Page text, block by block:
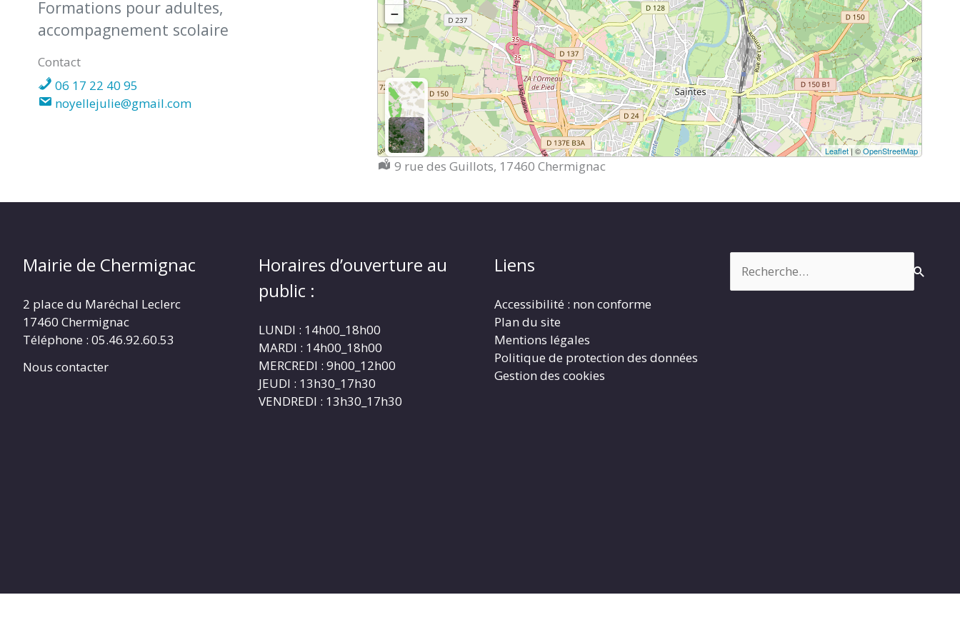
CHERMIGNAC
(17460)
Formations pour adultes,
accompagnement scolaire
Contact
06 17 22 40 95
noyellejulie@gmail.com
−
Leaflet| ©OpenStreetMap
Localisation :
9 rue des Guillots, 17460 Chermignac
Mairie de Chermignac
2 place du Maréchal Leclerc
17460 Chermignac
Téléphone : 05.46.92.60.53
Nous contacter
Horaires d’ouverture au
public :
LUNDI : 14h00_18h00
MARDI : 14h00_18h00
MERCREDI : 9h00_12h00
JEUDI : 13h30_17h30
VENDREDI : 13h30_17h30
Liens
Accessibilité : non conforme
Plan du site
Mentions légales
Politique de protection des données
Gestion des cookies